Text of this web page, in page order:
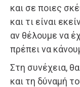
και σε ποιες
και τι είναι
αν θέλουμε να
πρέπει να
Στη συνέχεια,
και τη δύναμή